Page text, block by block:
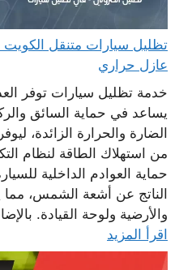
عازل حراري
خدمة تظليل سيارات توفر
يساعد في حماية السائق
الضارة والحرارة الزائدة،
من استهلاك الطاقة لنظام
حماية العوادم الداخلية
الناتج عن أشعة الشمس،
والأرضية ولوحة القيادة.
اقرأ المزيد